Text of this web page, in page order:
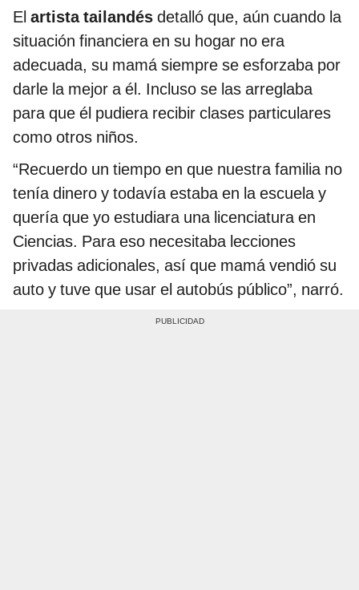
El artista tailandés detalló que, aún cuando la
situación financiera en su hogar no era
adecuada, su mamá siempre se esforzaba por
darle la mejor a él. Incluso se las arreglaba
para que él pudiera recibir clases particulares
como otros niños.
“Recuerdo un tiempo en que nuestra familia no
tenía dinero y todavía estaba en la escuela y
quería que yo estudiara una licenciatura en
Ciencias. Para eso necesitaba lecciones
privadas adicionales, así que mamá vendió su
auto y tuve que usar el autobús público”, narró.